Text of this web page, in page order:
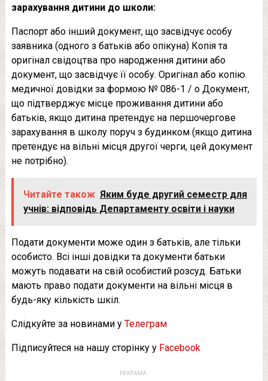
зарахування дитини до школи:
Паспорт або інший документ, що засвідчує особу
заявника (одного з батьків або опікуна) Копія та
оригінал свідоцтва про народження дитини або
документ, що засвідчує її особу. Оригінал або копію
медичної довідки за формою № 086-1 / о Документ,
що підтверджує місце проживання дитини або
батьків, якщо дитина претендує на першочергове
зарахування в школу поруч з будинком (якщо дитина
претендує на вільні місця другої черги, цей документ
не потрібно).
Читайте також Яким буде другий семестр для
учнів: відповідь Департаменту освіти і науки
Подати документи може один з батьків, але тільки
особисто. Всі інші довідки та документи батьки
можуть подавати на свій особистий розсуд. Батьки
мають право подати документи на вільні місця в
будь-яку кількість шкіл.
Слідкуйте за новинами у Телеграм
Підписуйтеся на нашу сторінку у Facebook
РЕКЛАМА: